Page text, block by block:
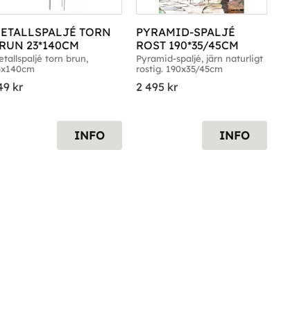
TORN
23*140CM
torn brun,
kr
INFO
PYRAMID-SPALJÉ
ROST 190*35/45CM
Pyramid-spaljé, järn naturligt
rostig. 190x35/45cm
2 495 kr
INFO
i favoriter